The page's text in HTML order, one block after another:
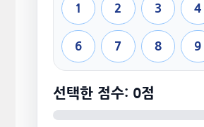
1 2 3 4
6 7 8 9
선택한 점수: 0점